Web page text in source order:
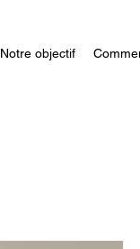
Notre objectif